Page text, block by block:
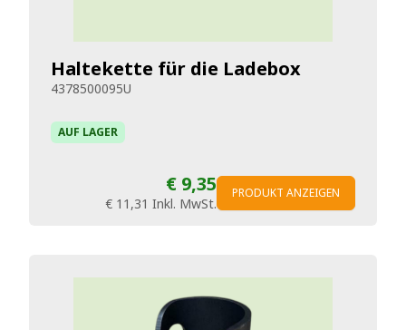
Haltekette für die Ladebox
4378500095U
AUF LAGER
€ 9,35
€ 11,31 Inkl. MwSt.
PRODUKT ANZEIGEN